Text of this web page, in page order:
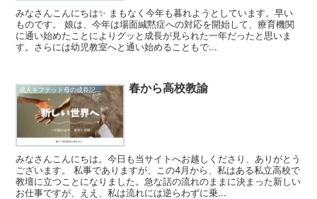
みなさんこんにちは✨ まもなく今年も暮れようとしています。早い
ものです。 娘は、今年は場面緘黙症への対応を開始して、療育機関
に通い始めたことによりグッと成長が見られた一年だったと思いま
す。さらには幼児教室へと通い始めることもで...
春から高校教諭
みなさんこんにちは。今日も当サイトへお越しくださり、ありがとう
ございます。 私事でありますが、この4月から、私はある私立高校で
教壇に立つことになりました。急な話の流れのままに決まった新しい
お仕事ですが、ええ、私は流れには逆らわずに乗...